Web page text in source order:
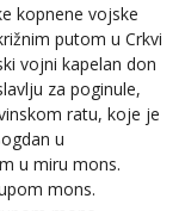
kopnene vojske
putom u Crkvi
vojni kapelan don
za poginule,
ratu, koje je
u
u miru mons.
mons.